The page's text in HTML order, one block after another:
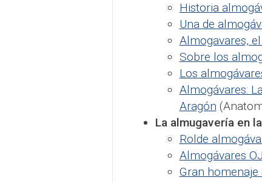
Historia
Una de
Almogavares,
Sobre los
Los
Almogávares:
Aragón
La almugavería en
Rolde
Almogávares
Gran